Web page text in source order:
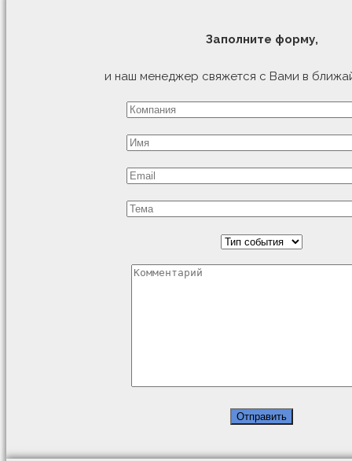
Заполните форму,
и наш менеджер свяжется с Вами в